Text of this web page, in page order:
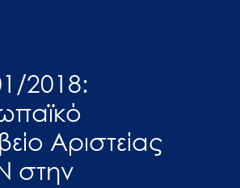
2018:
Αριστείας
στην